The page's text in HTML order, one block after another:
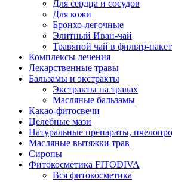
Для сердца и сосудов
Для кожи
Бронхо-легочные
Элитный Иван-чай
Травяной чай в фильтр-
Комплексы лечения
Лекарственные травы
Бальзамы и экстракты
Экстракты на травах
Масляные бальзамы
Какао-фитосвечи
Целебные мази
Натуральные препараты,
Масляные вытяжки трав
Сиропы
Фитокосметика FITODIVA
Вся фитокосметика